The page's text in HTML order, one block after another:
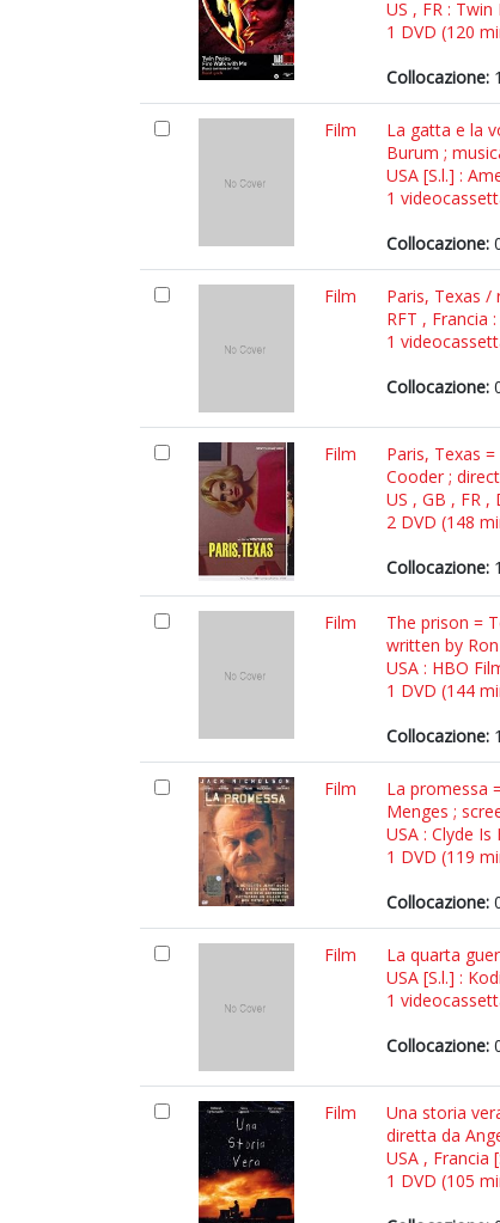
US , FR :
1 DVD (120
Collocazione:
Film
La gatta e la
Burum ;
USA [S.l.] :
1
Collocazione:
Film
Paris, Texas /
RFT , Francia
1
Collocazione:
Film
Paris, Texas
Cooder ;
US , GB , FR
2 DVD (148
Collocazione:
Film
The prison =
written by
USA : HBO
1 DVD (144
Collocazione:
Film
La promessa
Menges ;
USA : Clyde
1 DVD (119
Collocazione:
Film
La quarta
USA [S.l.] :
1
Collocazione:
Film
Una storia
diretta da
USA , Francia
1 DVD (105